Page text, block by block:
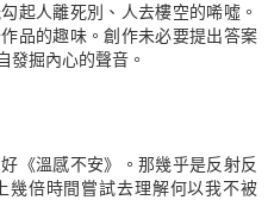
起人離死別、人去樓空的唏噓。
品的趣味。創作未必要提出答案
發掘內心的聲音。
《溫感不安》。那幾乎是反射反
幾倍時間嘗試去理解何以我不被